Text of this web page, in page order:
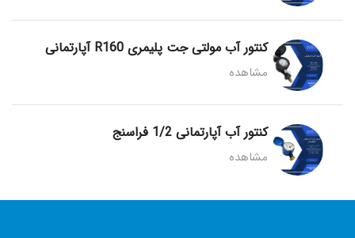
کنتور آب مولتی جت پلیمری R160 آپارتمانی
مشاهده
کنتور آب آپارتمانی 1/2 فراسنج
مشاهده